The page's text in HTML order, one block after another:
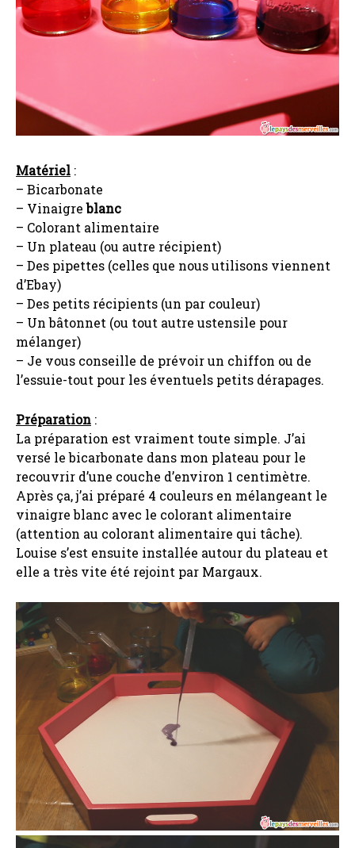
Matériel :
– Bicarbonate
– Vinaigreblanc
– Colorant alimentaire
– Un plateau (ou autre récipient)
– Des pipettes (celles que nous utilisons viennent
d’Ebay)
– Des petits récipients (un par couleur)
– Un bâtonnet (ou tout autre ustensile pour
mélanger)
– Je vous conseille de prévoir un chiffon ou de
l’essuie-tout pour les éventuels petits dérapages.
Préparation :
La préparation est vraiment toute simple. J’ai
versé le bicarbonate dans mon plateau pour le
recouvrir d’une couche d’environ 1 centimètre.
Après ça, j’ai préparé 4 couleurs en mélangeant le
vinaigre blanc avec le colorant alimentaire
(attention au colorant alimentaire qui tâche).
Louise s’est ensuite installée autour du plateau et
elle a très vite été rejoint par Margaux.